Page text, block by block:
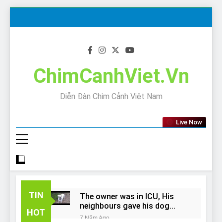
ChimCanhViet.Vn
Diễn Đàn Chim Cảnh Việt Nam
Live Now
TIN
HOT
The owner was in ICU, His
neighbours gave his dog
away!
7 Năm Ago